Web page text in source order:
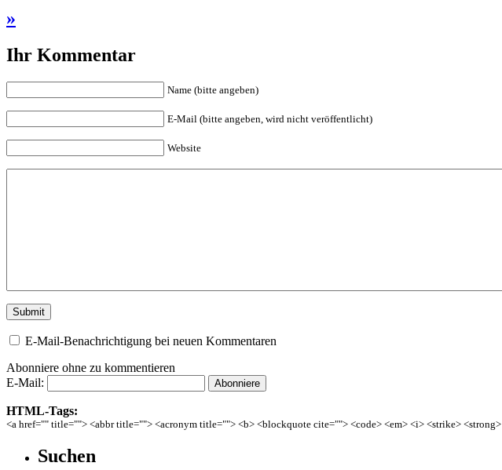
»
Ihr Kommentar
Name (bitte angeben)
E-Mail (bitte angeben, wird nicht veröffentlicht)
Website
E-Mail-Benachrichtigung bei neuen Kommentaren
Abonniere ohne zu kommentieren
E-Mail:
HTML-Tags:
<a href="" title=""> <abbr title=""> <acronym title=""> <b> <blockquote cite=""> <code> <em> <i> <strike> <strong>
Suchen